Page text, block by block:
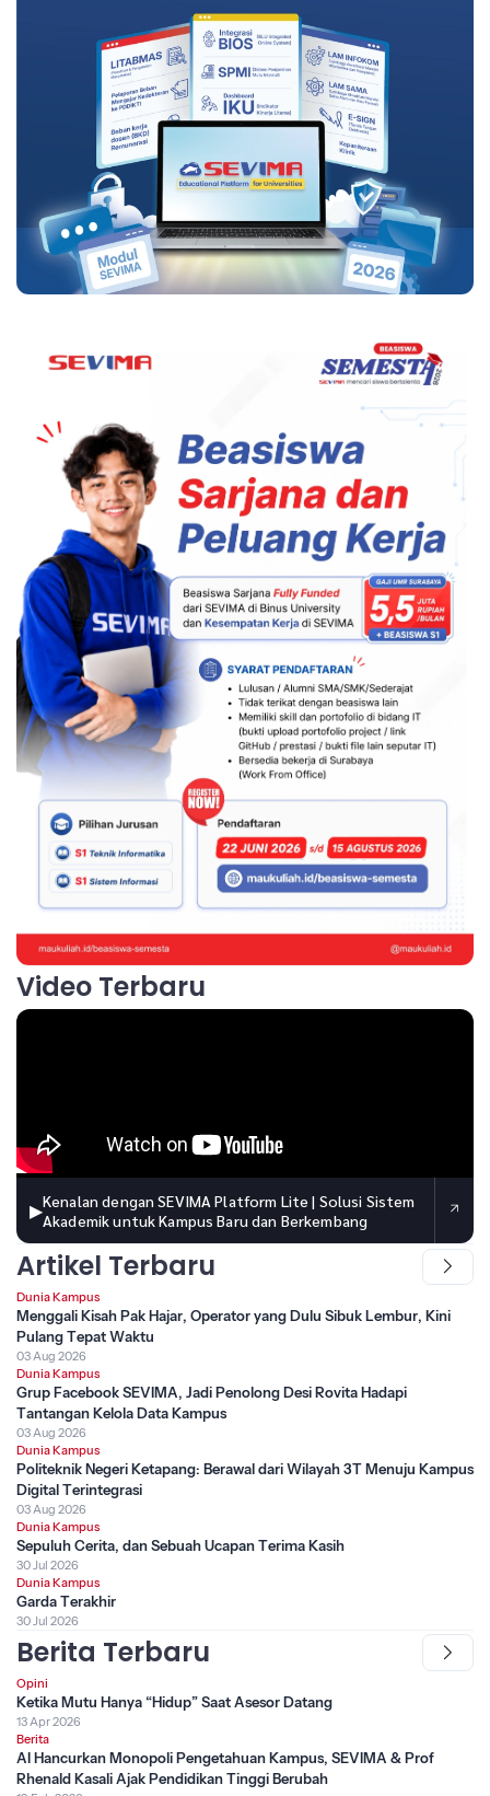
Video Terbaru
▶Kenalan dengan SEVIMA Platform Lite | Solusi Sistem
Akademik untuk Kampus Baru dan Berkembang
Artikel Terbaru
Dunia Kampus
Menggali Kisah Pak Hajar, Operator yang Dulu Sibuk Lembur, Kini
Pulang Tepat Waktu
03 Aug 2026
Dunia Kampus
Grup Facebook SEVIMA, Jadi Penolong Desi Rovita Hadapi
Tantangan Kelola Data Kampus
03 Aug 2026
Dunia Kampus
Politeknik Negeri Ketapang: Berawal dari Wilayah 3T Menuju Kampus
Digital Terintegrasi
03 Aug 2026
Dunia Kampus
Sepuluh Cerita, dan Sebuah Ucapan Terima Kasih
30 Jul 2026
Dunia Kampus
Garda Terakhir
30 Jul 2026
Berita Terbaru
Opini
Ketika Mutu Hanya “Hidup” Saat Asesor Datang
13 Apr 2026
Berita
AI Hancurkan Monopoli Pengetahuan Kampus, SEVIMA & Prof
Rhenald Kasali Ajak Pendidikan Tinggi Berubah